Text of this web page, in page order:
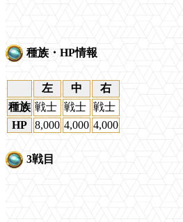
種族・HP情報
左 中
右
種族 戦士 戦士 戦士
HP
8,000 4,000 4,000
3戦目